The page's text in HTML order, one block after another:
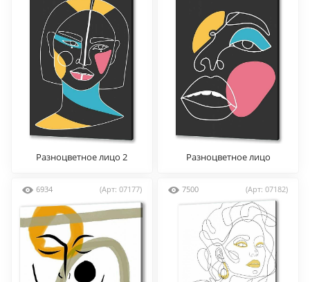
Разноцветное лицо 2 Разноцветное лицо
6934 (Арт: 07177) 7500 (Арт: 07182)